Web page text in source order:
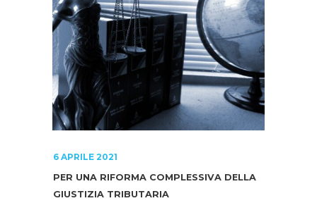
6 APRILE 2021
PER UNA RIFORMA COMPLESSIVA DELLA
GIUSTIZIA TRIBUTARIA